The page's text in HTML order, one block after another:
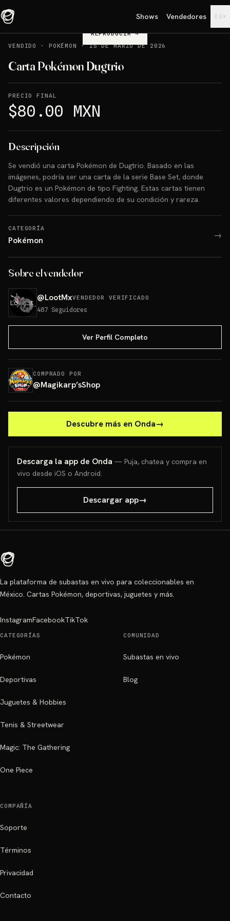
Shows Vendedores ES ▾
REPRODUCIR→
VENDIDO
· POKÉMON ·15 DE MARZO DE 2026
Carta Pokémon Dugtrio
PRECIO FINAL
$80.00 MXN
Descripción
Se vendió una carta Pokémon de Dugtrio. Basado en las
imágenes, podría ser una carta de la serie Base Set, donde
Dugtrio es un Pokémon de tipo Fighting. Estas cartas tienen
diferentes valores dependiendo de su condición y rareza.
CATEGORÍA
Pokémon →
Sobre el vendedor
@LootMxVENDEDOR VERIFICADO
487 Seguidores
Ver Perfil Completo
COMPRADO POR
@Magikarp’sShop
Descubre más en Onda→
Descarga la app de Onda — Puja, chatea y compra en
vivo desde iOS o Android.
Descargar app→
La plataforma de subastas en vivo para coleccionables en
México. Cartas Pokémon, deportivas, juguetes y más.
InstagramFacebookTikTok
CATEGORÍAS
Pokémon
Deportivas
Juguetes & Hobbies
Tenis & Streetwear
Magic: The Gathering
One Piece
COMUNIDAD
Subastas en vivo
Blog
COMPAÑÍA
Soporte
Términos
Privacidad
Contacto